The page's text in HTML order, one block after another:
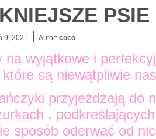
PSIE
9, 2021 | Autor: coco
na wyjątkowe i
są niewątpliwie
przyjeżdżają do
,
sposób oderwać od